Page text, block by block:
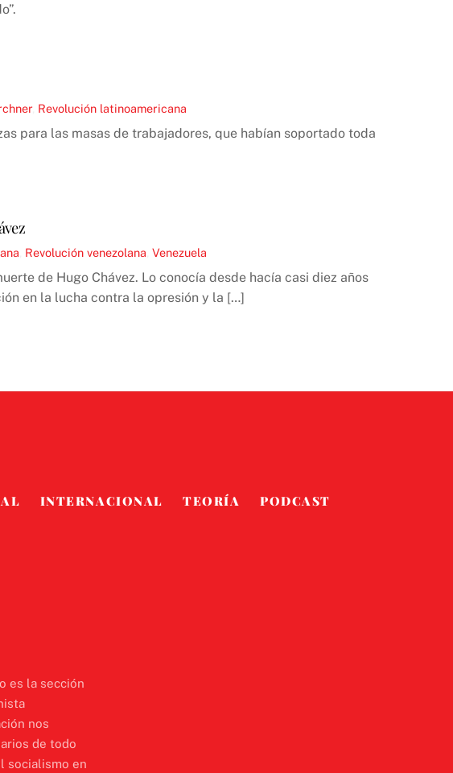
, Revolución latinoamericana
para las masas de trabajadores, que habían soportado toda
Revolución venezolana ,Venezuela
de Hugo Chávez. Lo conocía desde hacía casi diez años
en la lucha contra la opresión y la […]
INTERNACIONAL TEORÍA
PODCAST
es la sección
nos
de todo
socialismo en